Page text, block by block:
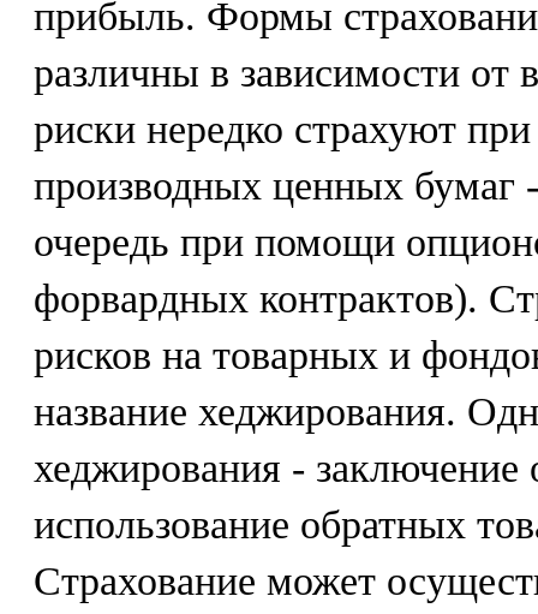
прибыль. Формы
различны в зависимости от
риски нередко страхуют
производных ценных бумаг
очередь при помощи
форвардных контрактов).
рисков на товарных и
название хеджирования.
хеджирования - заключение
использование обратных
Страхование может